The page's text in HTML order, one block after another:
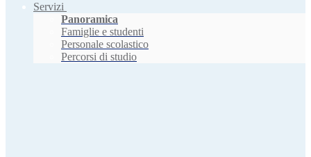
Servizi
Panoramica
Famiglie e studenti
Personale scolastico
Percorsi di studio